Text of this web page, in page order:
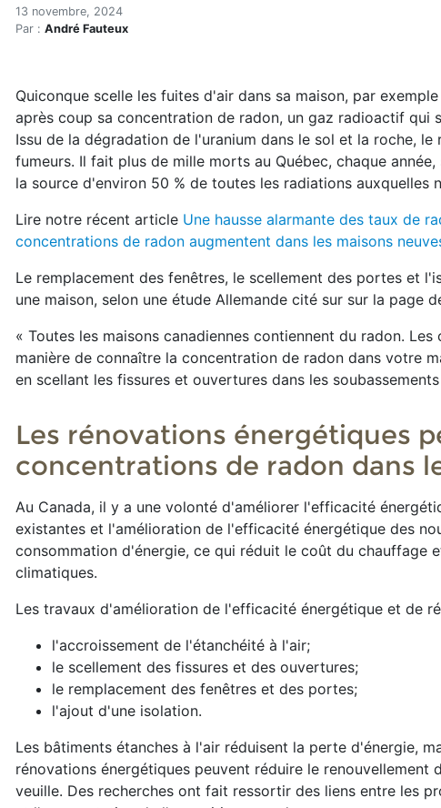
Accueil
Articles
Les travaux d'étanchéité peuvent doubler les
Les travaux d'étanchéité
13 novembre, 2024
Par : André Fauteux
Quiconque scelle les fuites d'air dans sa maison, par
après coup sa concentration de radon, un gaz radioactif
Issu de la dégradation de l'uranium dans le sol et la roche,
fumeurs. Il fait plus de mille morts au Québec, chaque
la source d'environ 50 % de toutes les radiations auxquelles
Lire notre récent article Une hausse alarmante des taux de
concentrations de radon augmentent dans les maisons
Le remplacement des fenêtres, le scellement des portes et
une maison, selon une étude Allemande cité sur sur la page
« Toutes les maisons canadiennes contiennent du radon.
manière de connaître la concentration de radon dans votre
en scellant les fissures et ouvertures dans les
Les rénovations énergétiques
concentrations de radon dans
Au Canada, il y a une volonté d'améliorer l'efficacité
existantes et l'amélioration de l'efficacité énergétique des
consommation d'énergie, ce qui réduit le coût du chauffage
climatiques.
Les travaux d'amélioration de l'efficacité énergétique et de
l'accroissement de l'étanchéité à l'air;
le scellement des fissures et des ouvertures;
le remplacement des fenêtres et des portes;
l'ajout d'une isolation.
Les bâtiments étanches à l'air réduisent la perte d'énergie,
rénovations énergétiques peuvent réduire le
veuille. Des recherches ont fait ressortir des liens entre les